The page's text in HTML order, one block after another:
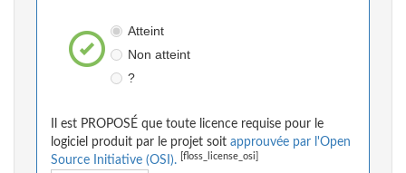
Atteint
Non atteint
?
Il est PROPOSÉ que toute licence requise pour le
logiciel produit par le projet soit approuvée par l'Open
Source Initiative (OSI).
[floss_license_osi]